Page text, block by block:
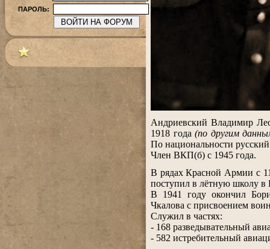
ПАРОЛЬ:
Андриевский Владимир
1918 года (по другим
По национальности
Член ВКП(б) с 1945 года.
В рядах Красной Армии с
поступил в лётную школу в
В 1941 году окончил
Чкалова с присвоением
Служил в частях:
- 168 разведывательный
- 582 истребительный